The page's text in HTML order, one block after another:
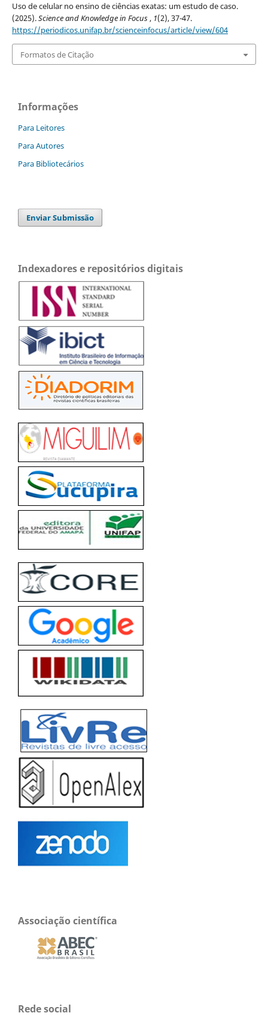
Uso de celular no ensino de ciências exatas: um estudo de caso.
(2025).Science and Knowledge in Focus, 1(2), 37-47.
https://periodicos.unifap.br/scienceinfocus/article/view/604
Formatos de Citação
Informações
Para Leitores
Para Autores
Para Bibliotecários
Enviar Submissão
Indexadores e repositórios digitais
Associação científica
Rede social